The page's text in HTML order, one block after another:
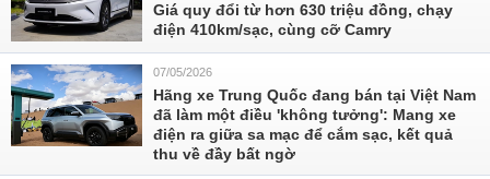
Giá quy đổi từ hơn 630 triệu đồng, chạy
điện 410km/sạc, cùng cỡ Camry
07/05/2026
Hãng xe Trung Quốc đang bán tại Việt Nam
đã làm một điều 'không tưởng': Mang xe
điện ra giữa sa mạc để cắm sạc, kết quả
thu về đầy bất ngờ